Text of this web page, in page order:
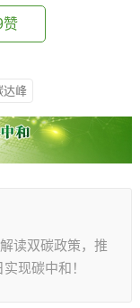
赞
达峰
读双碳政策，推
现碳中和！